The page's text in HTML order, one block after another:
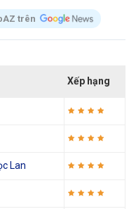
trên
Xếp hạng
Lan